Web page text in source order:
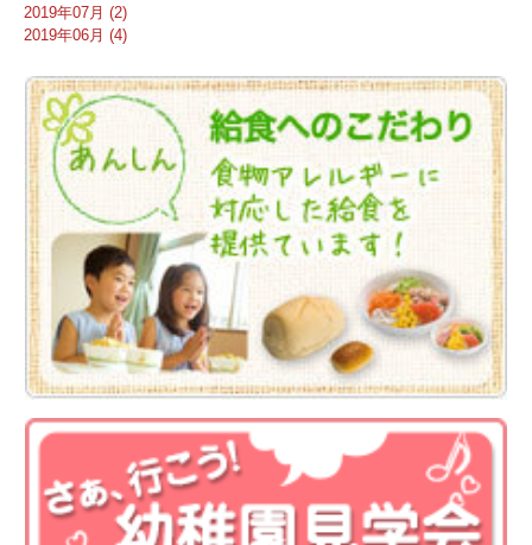
2019年07月 (2)
2019年06月 (4)